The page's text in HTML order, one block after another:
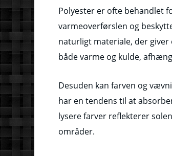
Polyester er ofte behandlet
varmeoverførslen og
naturligt materiale, der
både varme og kulde,
Desuden kan farven og
har en tendens til at
lysere farver reflekterer
områder.